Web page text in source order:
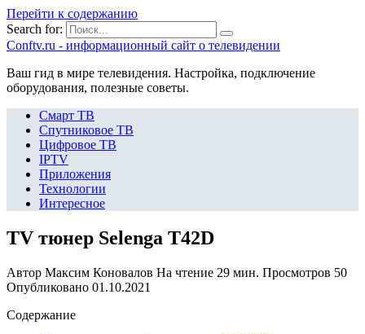
Перейти к содержанию
Search for:
Сonftv.ru - информационный сайт о телевидении
Ваш гид в мире телевидения. Настройка, подключение
оборудования, полезные советы.
Смарт ТВ
Спутниковое ТВ
Цифровое ТВ
IPTV
Приложения
Технологии
Интересное
TV тюнер Selenga T42D
Автор Максим Коновалов На чтение 29 мин. Просмотров 50
Опубликовано 01.10.2021
Содержание